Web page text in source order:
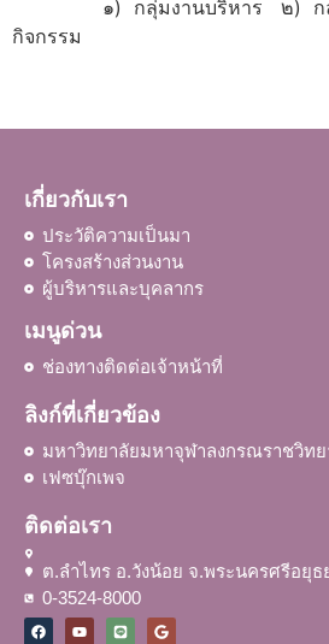
๑) กลุ่มงานบริหาร ๒) กลุ่มง
กิจกรรม
เกี่ยวกับเรา
ประวัติความเป็นมา
โครงสร้างส่วนงาน
ผู้บริหารและบุคลากร
เมนูด่วน
ช่องทางติดต่อเจ้าหน้าที่
ลิงก์ที่เกี่ยวข้อง
มหาวิทยาลัยมหาจุฬาลงกรณราชวิทย
เฟซบุ๊กเพจ
ติดต่อเรา
ต.ลำไทร อ.วังน้อย จ.พระนครศรีอยุธ
0-3524-8000